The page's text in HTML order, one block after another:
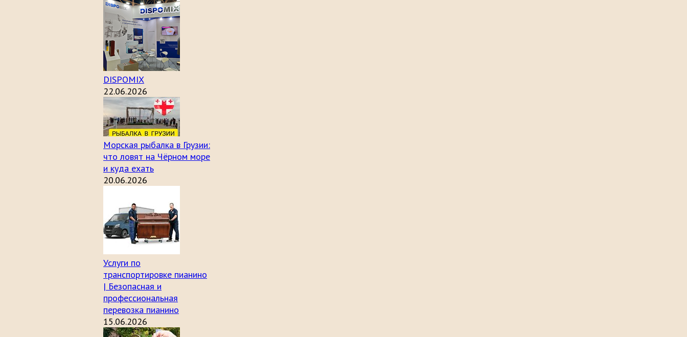
DISPOMIX
22.06.2026
Морская рыбалка в Грузии:
что ловят на Чёрном море
и куда ехать
20.06.2026
Услуги по
транспортировке пианино
| Безопасная и
профессиональная
перевозка пианино
15.06.2026